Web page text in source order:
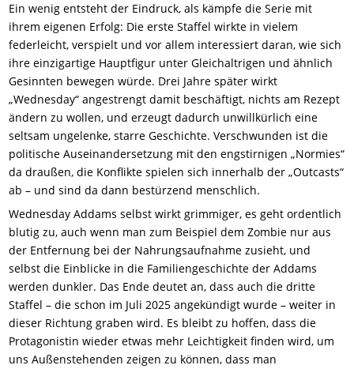
Ein wenig entsteht der Eindruck, als kämpfe die Serie mit
ihrem eigenen Erfolg: Die erste Staffel wirkte in vielem
federleicht, verspielt und vor allem interessiert daran, wie sich
ihre einzigartige Hauptfigur unter Gleichaltrigen und ähnlich
Gesinnten bewegen würde. Drei Jahre später wirkt
„Wednesday“ angestrengt damit beschäftigt, nichts am Rezept
ändern zu wollen, und erzeugt dadurch unwillkürlich eine
seltsam ungelenke, starre Geschichte. Verschwunden ist die
politische Auseinandersetzung mit den engstirnigen „Normies“
da draußen, die Konflikte spielen sich innerhalb der „Outcasts“
ab – und sind da dann bestürzend menschlich.
Wednesday Addams selbst wirkt grimmiger, es geht ordentlich
blutig zu, auch wenn man zum Beispiel dem Zombie nur aus
der Entfernung bei der Nahrungsaufnahme zusieht, und
selbst die Einblicke in die Familiengeschichte der Addams
werden dunkler. Das Ende deutet an, dass auch die dritte
Staffel – die schon im Juli 2025 angekündigt wurde – weiter in
dieser Richtung graben wird. Es bleibt zu hoffen, dass die
Protagonistin wieder etwas mehr Leichtigkeit finden wird, um
uns Außenstehenden zeigen zu können, dass man